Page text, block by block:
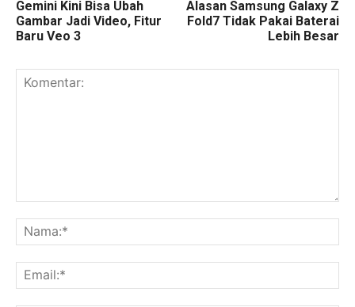
Gemini Kini Bisa Ubah
Gambar Jadi Video, Fitur
Baru Veo 3
Alasan Samsung Galaxy Z
Fold7 Tidak Pakai Baterai
Lebih Besar